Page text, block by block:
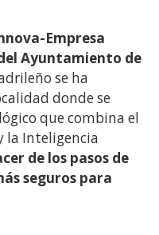
Empresa
Ayuntamiento de
se ha
donde se
que combina el
la Inteligencia
de los pasos de
seguros para